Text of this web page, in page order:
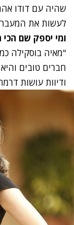
שהיה עם דודו
לעשות את המעבר
ומי יספק שם
"מאיה בוסקילה
חברים טובים
ודיוות עושות